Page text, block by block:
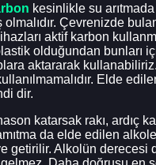
kesinlikle su
olmalıdır. Çevrenizde
aktif karbon
olduğundan bunları
aktararak
Elde
dir.
katarsak rakı, ardıç
da elde edilen
getirilir. Alkolün derecesi